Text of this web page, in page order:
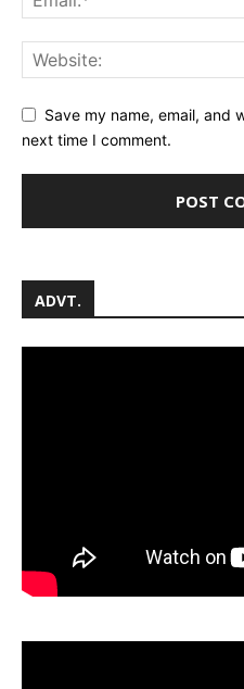
Save my name, email, and
next time I comment.
ADVT.